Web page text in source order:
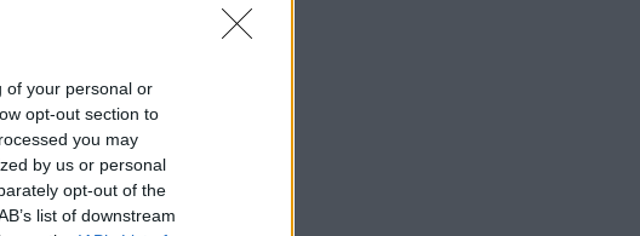
of your personal or
opt-out section to
you may
by us or personal
opt-out of the
list of downstream